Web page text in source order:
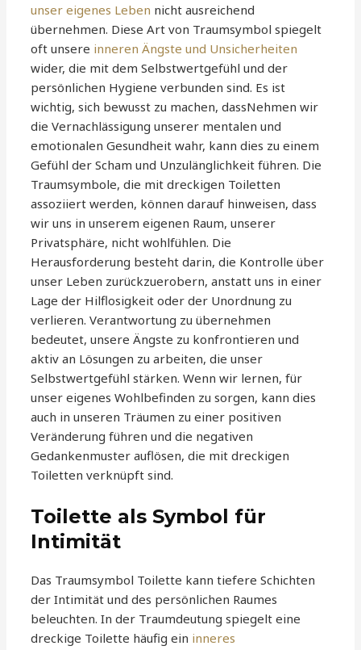
unser eigenes Leben nicht ausreichend
übernehmen. Diese Art von Traumsymbol spiegelt
oft unsere inneren Ängste und Unsicherheiten
wider, die mit dem Selbstwertgefühl und der
persönlichen Hygiene verbunden sind. Es ist
wichtig, sich bewusst zu machen, dassNehmen wir
die Vernachlässigung unserer mentalen und
emotionalen Gesundheit wahr, kann dies zu einem
Gefühl der Scham und Unzulänglichkeit führen. Die
Traumsymbole, die mit dreckigen Toiletten
assoziiert werden, können darauf hinweisen, dass
wir uns in unserem eigenen Raum, unserer
Privatsphäre, nicht wohlfühlen. Die
Herausforderung besteht darin, die Kontrolle über
unser Leben zurückzuerobern, anstatt uns in einer
Lage der Hilflosigkeit oder der Unordnung zu
verlieren. Verantwortung zu übernehmen
bedeutet, unsere Ängste zu konfrontieren und
aktiv an Lösungen zu arbeiten, die unser
Selbstwertgefühl stärken. Wenn wir lernen, für
unser eigenes Wohlbefinden zu sorgen, kann dies
auch in unseren Träumen zu einer positiven
Veränderung führen und die negativen
Gedankenmuster auflösen, die mit dreckigen
Toiletten verknüpft sind.
Toilette als Symbol für
Intimität
Das Traumsymbol Toilette kann tiefere Schichten
der Intimität und des persönlichen Raumes
beleuchten. In der Traumdeutung spiegelt eine
dreckige Toilette häufig ein inneres